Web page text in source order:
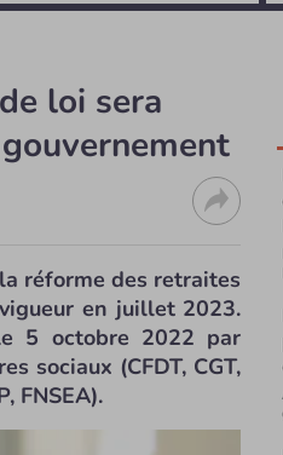
loi sera
réforme des retraites
en juillet 2023.
5 octobre 2022 par
sociaux (CFDT, CGT,
FNSEA).